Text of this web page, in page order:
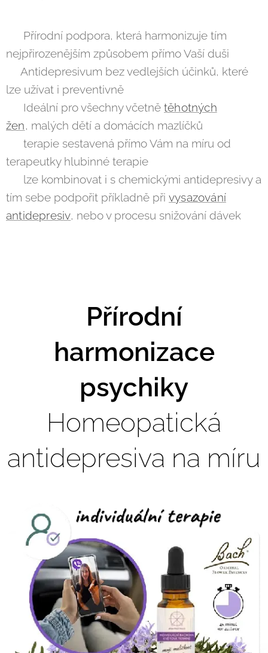
👍 Přírodní podpora, která harmonizuje tím
nejpřirozenějším způsobem přímo Vaší duši
👍Antidepresivum bez vedlejších účinků, které
lze užívat i preventivně
👍 Ideální pro všechny včetně těhotných
žen, malých dětí a domácích mazlíčků
👍 terapie sestavená přímo Vám na míru od
terapeutky hlubinné terapie
👍 lze kombinovat i s chemickými antidepresivy a
tím sebe podpořit příkladně při vysazování
antidepresiv, nebo v procesu snižování dávek
Přírodní
harmonizace
psychiky
Homeopatická
antidepresiva na míru